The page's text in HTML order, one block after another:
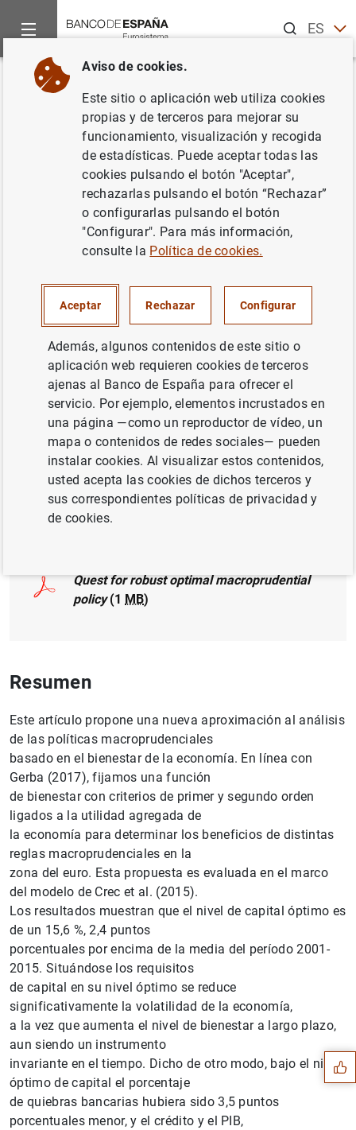
ESEN
Inicio Publicaciones
Volver
Quest for robust optimal
macroprudential policy
Autor: Pablo Aguilar
, Stephan Fahr , Eddie
Gerba ySamuel Hurtado
POLÍTICA MACROPRUDENCIAL
MÉTODOS CUANTITATIVOS
INVERSIÓN EMPRESARIAL
SUPERVISIÓN PRUDENCIAL, MUS
Documento completo
Quest for robust optimal macroprudential
policy(1 MB)
Resumen
Este artículo propone una nueva aproximación al análisis
de las políticas macroprudenciales
basado en el bienestar de la economía. En línea con
Gerba (2017), fijamos una función
de bienestar con criterios de primer y segundo orden
ligados a la utilidad agregada de
la economía para determinar los beneficios de distintas
reglas macroprudenciales en la
zona del euro. Esta propuesta es evaluada en el marco
del modelo de Crec et al. (2015).
Los resultados muestran que el nivel de capital óptimo es
de un 15,6 %, 2,4 puntos
porcentuales por encima de la media del período 2001-
2015. Situándose los requisitos
de capital en su nivel óptimo se reduce
significativamente la volatilidad de la economía,
a la vez que aumenta el nivel de bienestar a largo plazo,
aun siendo un instrumento
invariante en el tiempo. Dicho de otro modo, bajo el nivel
óptimo de capital el porcentaje
de quiebras bancarias hubiera sido 3,5 puntos
porcentuales menor, y el crédito y el PIB,
Sugerencias
Aviso de cookies.
Este sitio o aplicación web utiliza cookies
propias y de terceros para mejorar su
funcionamiento, visualización y recogida
de estadísticas. Puede aceptar todas las
cookies pulsando el botón "Aceptar",
rechazarlas pulsando el botón “Rechazar”
o configurarlas pulsando el botón
"Configurar". Para más información,
consulte la Política de cookies.
Aceptar Rechazar Configurar
Además, algunos contenidos de este sitio o
aplicación web requieren cookies de terceros
ajenas al Banco de España para ofrecer el
servicio. Por ejemplo, elementos incrustados en
una página —como un reproductor de vídeo, un
mapa o contenidos de redes sociales— pueden
instalar cookies. Al visualizar estos contenidos,
usted acepta las cookies de dichos terceros y
sus correspondientes políticas de privacidad y
de cookies.